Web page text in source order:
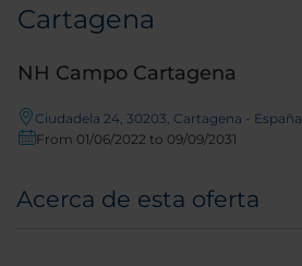
Cartagena
NH Campo Cartagena
Ciudadela 24, 30203, Cartagena - España
From 01/06/2022 to 09/09/2031
Acerca de esta oferta